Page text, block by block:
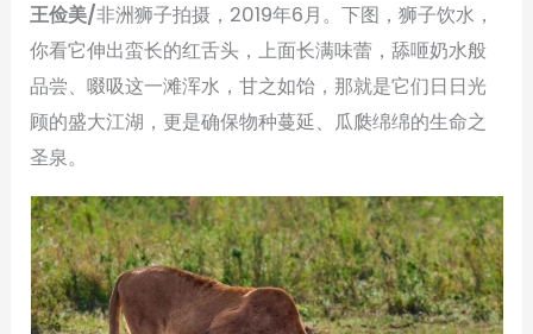
王俭美/非洲狮子拍摄，2019年6月。下图，狮子饮水，
你看它伸出蛮长的红舌头，上面长满味蕾，舔咂奶水般
品尝、啜吸这一滩浑水，甘之如饴，那就是它们日日光
顾的盛大江湖，更是确保物种蔓延、瓜瓞绵绵的生命之
圣泉。